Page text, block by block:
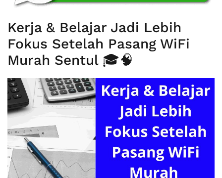
Kerja & Belajar Jadi Lebih
Fokus Setelah Pasang WiFi
Murah Sentul 🎓🧠